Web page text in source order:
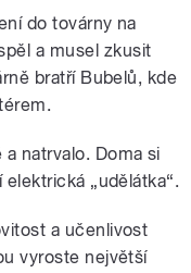
do továrny na
a musel zkusit
bratří Bubelů, kde
natrvalo. Doma si
„udělátka“.
a učenlivost
vyroste největší